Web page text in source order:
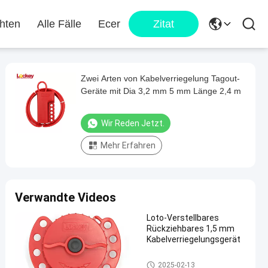
Alle Fälle Ecer Zitat
Zwei Arten von Kabelverriegelung Tagout-
Geräte mit Dia 3,2 mm 5 mm Länge 2,4 m
Wir Reden Jetzt.
Mehr Erfahren
Verwandte Videos
Loto-Verstellbares
Rückziehbares 1,5 mm
Kabelverriegelungsgerät
Kabelverriegelung
2025-02-13